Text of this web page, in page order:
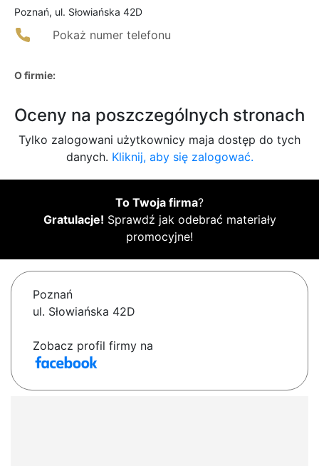
Poznań, ul. Słowiańska 42D
Pokaż numer telefonu
O firmie:
Oceny na poszczególnych stronach
Tylko zalogowani użytkownicy maja dostęp do tych
danych. Kliknij, aby się zalogować.
To Twoja firma?
Gratulacje! Sprawdź jak odebrać materiały
promocyjne!
Poznań
ul. Słowiańska 42D
Zobacz profil firmy na